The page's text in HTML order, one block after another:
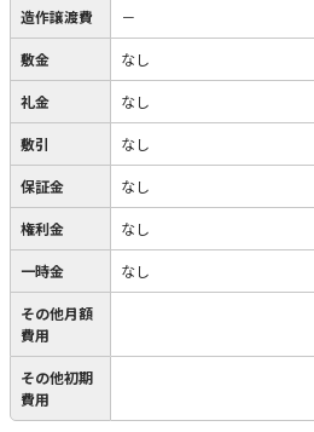
造作譲渡費 －
敷金 なし
礼金 なし
敷引 なし
保証金 なし
権利金 なし
一時金 なし
その他月額
費用
その他初期
費用